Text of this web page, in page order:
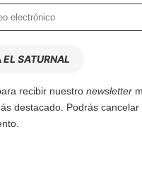
EL SATURNAL
recibir nuestro newsletter
destacado. Podrás cancelar